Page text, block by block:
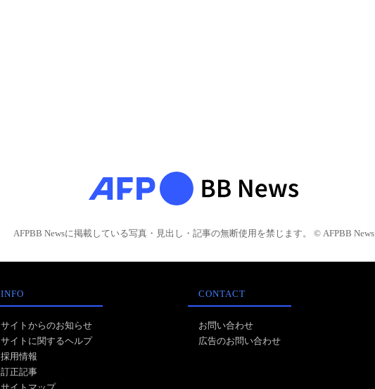
AFPBB Newsに掲載している写真・見出し・記事の無断使用を禁じます。 © AFPBB News
INFO
サイトからのお知らせ
サイトに関するヘルプ
採用情報
訂正記事
CONTACT
お問い合わせ
広告のお問い合わせ